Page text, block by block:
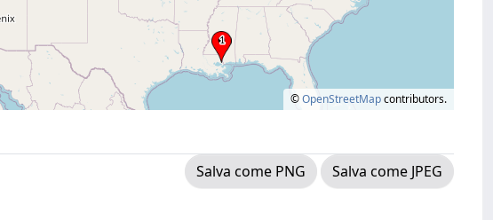
©OpenStreetMapcontributors.
Salva come PNG
Salva come JPEG